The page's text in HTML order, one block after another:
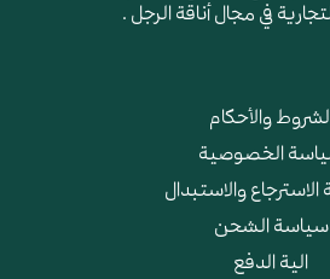
في مجال أناقة الرجل .
والأحكام
الخصوصية
والاستبدال
سياسة الشحن
الية الدفع